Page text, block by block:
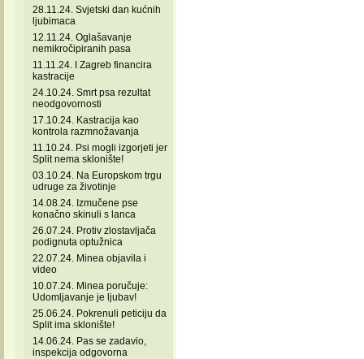
28.11.24. Svjetski dan kućnih
ljubimaca
12.11.24. Oglašavanje
nemikročipiranih pasa
11.11.24. I Zagreb financira
kastracije
24.10.24. Smrt psa rezultat
neodgovornosti
17.10.24. Kastracija kao
kontrola razmnožavanja
11.10.24. Psi mogli izgorjeti jer
Split nema sklonište!
03.10.24. Na Europskom trgu
udruge za životinje
14.08.24. Izmučene pse
konačno skinuli s lanca
26.07.24. Protiv zlostavljača
podignuta optužnica
22.07.24. Minea objavila i
video
10.07.24. Minea poručuje:
Udomljavanje je ljubav!
25.06.24. Pokrenuli peticiju da
Split ima sklonište!
14.06.24. Pas se zadavio,
inspekcija odgovorna